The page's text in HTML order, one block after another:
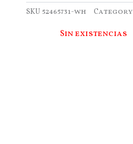
SKU 52465731-wh Category
Sin existencias